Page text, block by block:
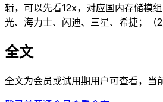
辑，可以先看12x，对应国内存储模
光、海力士、闪迪、三星、希捷；（
全文
全文为会员或试用期用户可查看，当